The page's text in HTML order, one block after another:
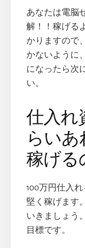
あなたは電脳
解！！稼げる
かりますので
かないように
になったら次
い。
仕入れ
らい
稼げる
100万円仕入
堅く稼げます
いきましょう
目標です。